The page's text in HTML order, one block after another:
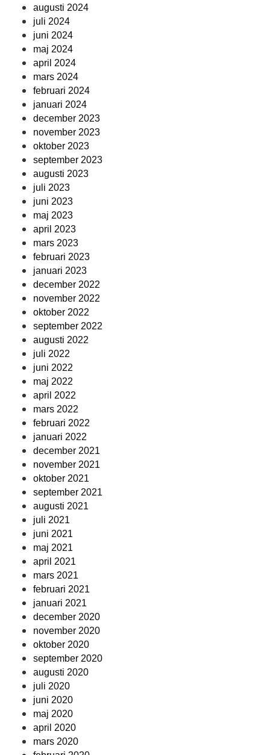
augusti 2024
juli 2024
juni 2024
maj 2024
april 2024
mars 2024
februari 2024
januari 2024
december 2023
november 2023
oktober 2023
september 2023
augusti 2023
juli 2023
juni 2023
maj 2023
april 2023
mars 2023
februari 2023
januari 2023
december 2022
november 2022
oktober 2022
september 2022
augusti 2022
juli 2022
juni 2022
maj 2022
april 2022
mars 2022
februari 2022
januari 2022
december 2021
november 2021
oktober 2021
september 2021
augusti 2021
juli 2021
juni 2021
maj 2021
april 2021
mars 2021
februari 2021
januari 2021
december 2020
november 2020
oktober 2020
september 2020
augusti 2020
juli 2020
juni 2020
maj 2020
april 2020
mars 2020